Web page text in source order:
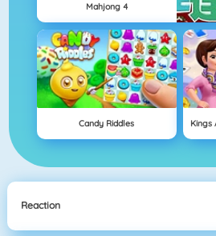
Mahjong 4
Candy Riddles
Reaction